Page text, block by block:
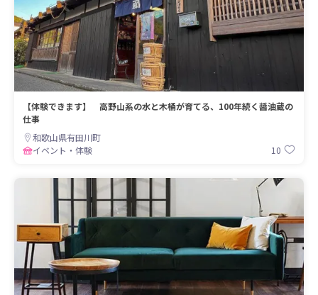
【体験できます】 高野山系の水と木桶が育てる、100年続く醤油蔵の
仕事
和歌山県有田川町
イベント・体験
10